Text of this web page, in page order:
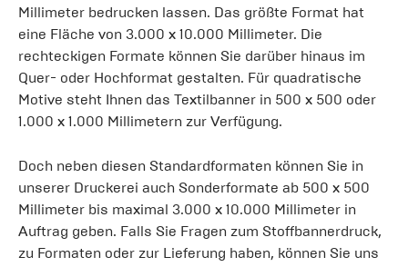
Millimeter bedrucken lassen. Das größte Format hat
eine Fläche von 3.000 x 10.000 Millimeter. Die
rechteckigen Formate können Sie darüber hinaus im
Quer- oder Hochformat gestalten. Für quadratische
Motive steht Ihnen das Textilbanner in 500 x 500 oder
1.000 x 1.000 Millimetern zur Verfügung.
Doch neben diesen Standardformaten können Sie in
unserer Druckerei auch Sonderformate ab 500 x 500
Millimeter bis maximal 3.000 x 10.000 Millimeter in
Auftrag geben. Falls Sie Fragen zum Stoffbannerdruck,
zu Formaten oder zur Lieferung haben, können Sie uns